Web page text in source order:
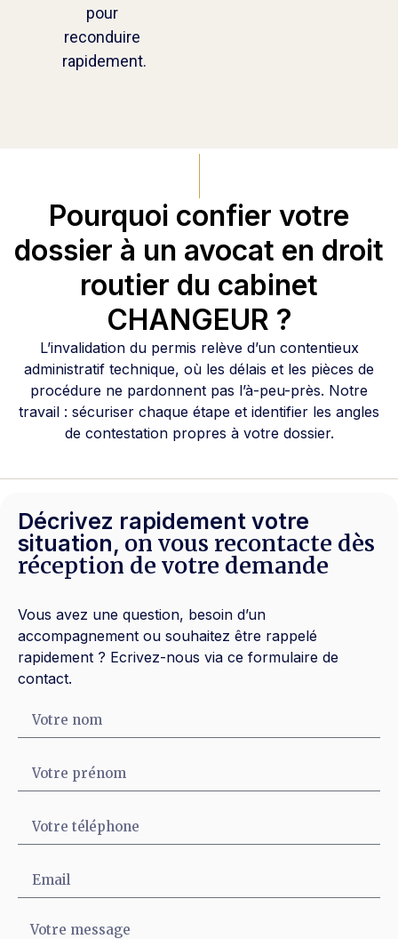
pour
reconduire
rapidement.
Pourquoi confier votre
dossier à un avocat en droit
routier du cabinet
CHANGEUR ?
L’invalidation du permis relève d’un contentieux
administratif technique, où les délais et les pièces de
procédure ne pardonnent pas l’à-peu-près. Notre
travail : sécuriser chaque étape et identifier les angles
de contestation propres à votre dossier.
Décrivez rapidement votre
situation, on vous recontacte dès
réception de votre demande
Vous avez une question, besoin d’un
accompagnement ou souhaitez être rappelé
rapidement ? Ecrivez-nous via ce formulaire de
contact.